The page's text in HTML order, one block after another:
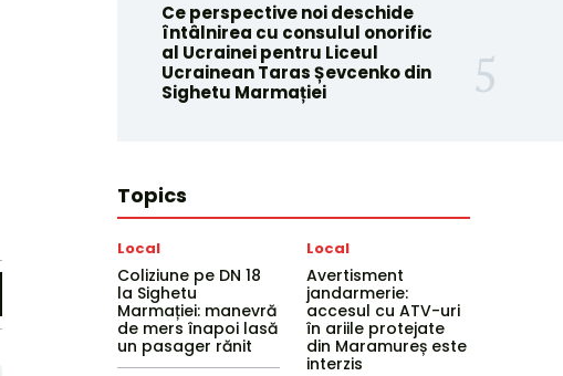
Ce perspective noi deschide
întâlnirea cu consulul onorific
al Ucrainei pentru Liceul
Ucrainean Taras Șevcenko din
Sighetu Marmației
Topics
Local
Coliziune pe DN 18
la Sighetu
Marmației: manevră
de mers înapoi lasă
un pasager rănit
Local
Avertisment
jandarmerie:
accesul cu ATV-uri
în ariile protejate
din Maramureș este
interzis